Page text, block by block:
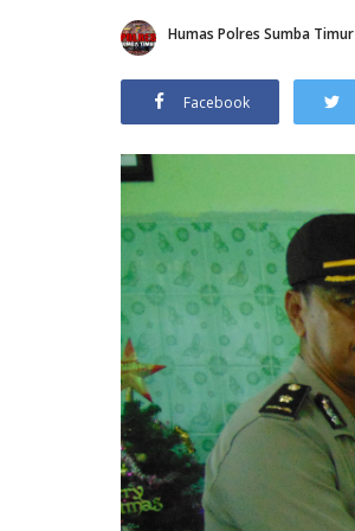
Humas Polres Sumba Timur
Facebook